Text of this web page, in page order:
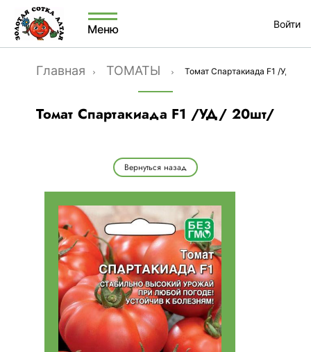
Меню Войти
Главная ТОМАТЫ Томат Спартакиада F1 /УД/
Томат Спартакиада F1 /УД/ 20шт/
Вернуться назад